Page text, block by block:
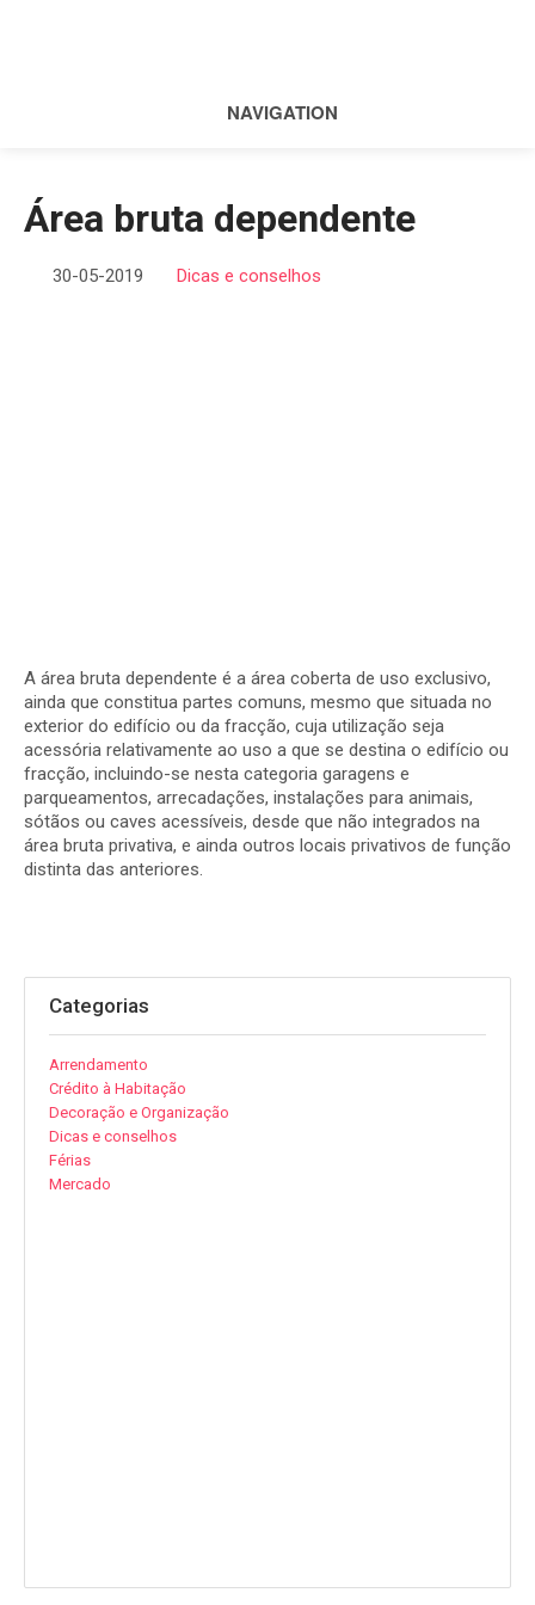
NAVIGATION
Área bruta dependente
30-05-2019 Dicas e conselhos
A área bruta dependente é a área coberta de uso exclusivo,
ainda que constitua partes comuns, mesmo que situada no
exterior do edifício ou da fracção, cuja utilização seja
acessória relativamente ao uso a que se destina o edifício ou
fracção, incluindo-se nesta categoria garagens e
parqueamentos, arrecadações, instalações para animais,
sótãos ou caves acessíveis, desde que não integrados na
área bruta privativa, e ainda outros locais privativos de função
distinta das anteriores.
Categorias
Arrendamento
Crédito à Habitação
Decoração e Organização
Dicas e conselhos
Férias
Mercado